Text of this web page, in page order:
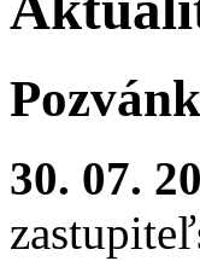
30. 07.